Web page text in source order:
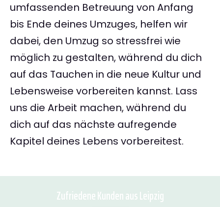
umfassenden Betreuung von Anfang
bis Ende deines Umzuges, helfen wir
dabei, den Umzug so stressfrei wie
möglich zu gestalten, während du dich
auf das Tauchen in die neue Kultur und
Lebensweise vorbereiten kannst. Lass
uns die Arbeit machen, während du
dich auf das nächste aufregende
Kapitel deines Lebens vorbereitest.
Zufriedene Kunden aus Leipzig